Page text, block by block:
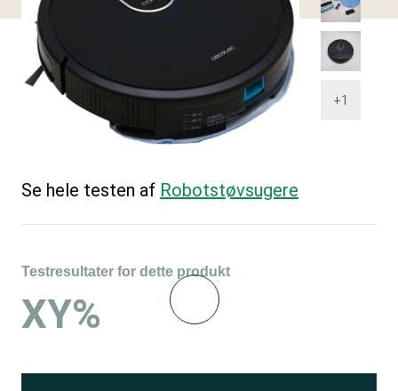
+1
Se hele testen af Robotstøvsugere
Testresultater for dette produkt
XY%